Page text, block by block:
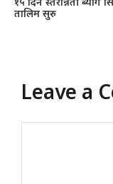
१५ दिने स्तरोन्नती ब्याग
तालिम सुरु
Leave a